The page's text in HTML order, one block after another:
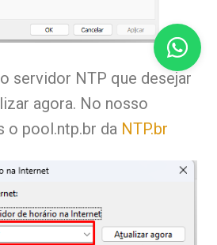
servidor NTP que desejar
agora. No nosso
o pool.ntp.br da NTP.br